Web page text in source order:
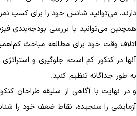
می‌توانید شانس خود را برای کسب
می‌توانید با بررسی بودجه‌بندی
وقت خود برای مطالعه مباحث
در کنکور کم است، جلوگیری و
طور جداگانه تنظیم کنید.
در نهایت با آگاهی از سلیقه طراحان
را سنجیده، نقاط ضعف خود را